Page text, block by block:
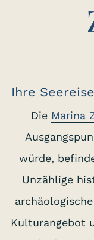
Ihre
Die Marina
würde,
Unzählige
Kulturangebot